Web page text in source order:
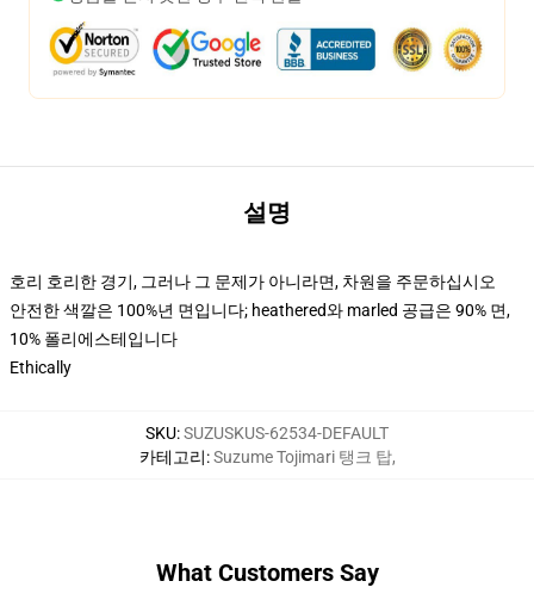
설명
호리 호리한 경기, 그러나 그 문제가 아니라면, 차원을 주문하십시오
안전한 색깔은 100%년 면입니다; heathered와 marled 공급은 90% 면,
10% 폴리에스테입니다
Ethically
SKU:SUZUSKUS-62534-DEFAULT
카테고리:Suzume Tojimari 탱크 탑,
What Customers Say